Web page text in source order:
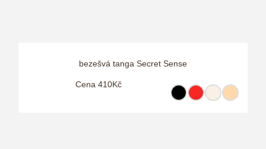
bezešvá tanga Secret Sense
Cena 410Kč